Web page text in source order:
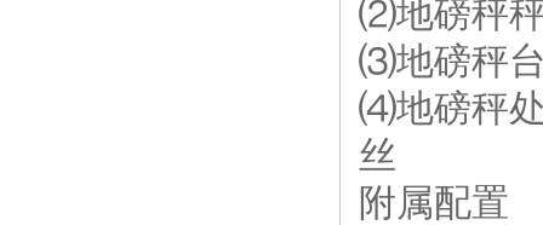
⑵地磅秤
⑶地磅秤
⑷地磅秤
丝
附属配置